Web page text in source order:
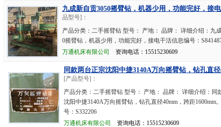
九成新自贡3050摇臂钻，机器少用，功能完好，接
品型号]：
产品分类：二手摇臂钻 型号： 产地： 品牌： 详细介绍：九
0摇臂钻，机器少用，功能完好，接电干活信息编号：
万通机床有限公司
资询电话：15515230609
同款两台正宗沈阳中捷3140A万向摇臂钻，钻孔直
[产品型号]：
产品分类：二手摇臂钻 型号： 产地： 品牌： 详细介绍：同
沈阳中捷3140A万向摇臂钻，钻孔直径40mm，跨距1600mm
号：S332206
万通机床有限公司
资询电话：15515230609